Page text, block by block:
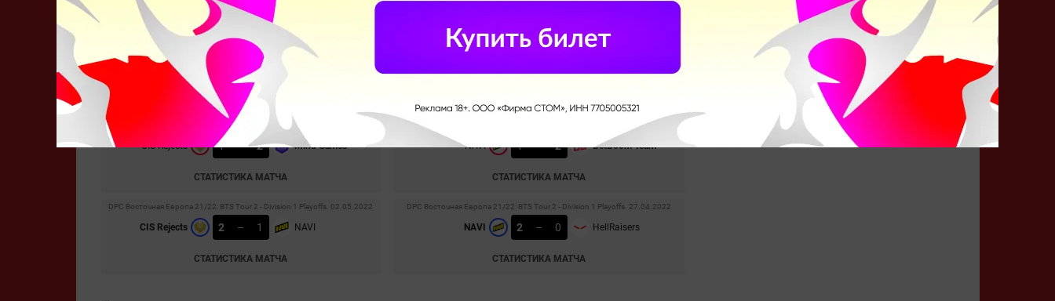
СТАТИСТИКА МАТЧА
Winline D2CL S11. 01.06.2022
No Sorry 0
СТАТИСТИКА МАТЧА
DPC Восточная Европа 21/22: BTS Tour 2 - Division 1 Playoffs. 02.05.2022
CIS Rejects 1 – 2 Mind Games
СТАТИСТИКА МАТЧА
DPC Восточная Европа 21/22: BTS Tour 2 - Division 1 Playoffs. 02.05.2022
CIS Rejects 2 – 1 NAVI
СТАТИСТИКА МАТЧА
DPC Восточная Европа 21/22: BTS Tour 2 - Division 1 Playoffs. 30.04.2022
DPC Восточная Европа 21/22: BTS Tour 2 - Division 1 Playoffs. 28.04.2022
NAVI 1 – 2 BetBoom Team
СТАТИСТИКА МАТЧА
DPC Восточная Европа 21/22: BTS Tour 2 - Division 1 Playoffs. 27.04.2022
NAVI 2 – 0 HellRaisers
СТАТИСТИКА МАТЧА